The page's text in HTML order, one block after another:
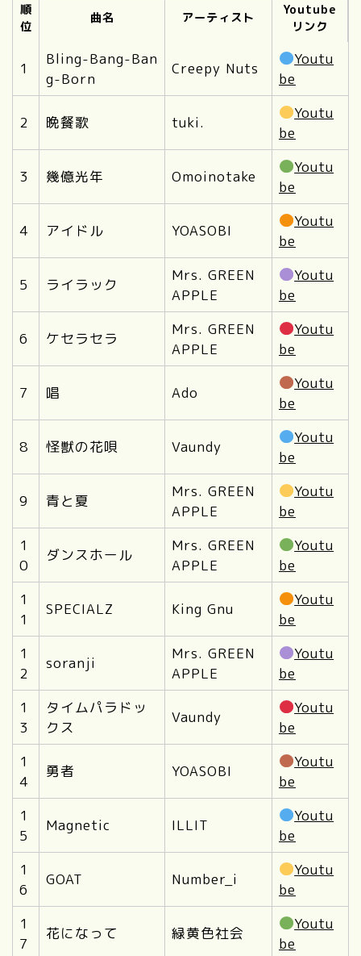
順
位
曲名 アーティスト
Youtube
リンク
1
Bling-Bang-Ban
g-Born
Creepy Nuts
Youtu
be
2 晩餐歌 tuki.
Youtu
be
3 幾億光年 Omoinotake
Youtu
be
4 アイドル YOASOBI
Youtu
be
5 ライラック
Mrs. GREEN
APPLE
Youtu
be
6 ケセラセラ
Mrs. GREEN
APPLE
Youtu
be
7 唱 Ado
Youtu
be
8 怪獣の花唄 Vaundy
Youtu
be
9 青と夏
Mrs. GREEN
APPLE
Youtu
be
1
0
ダンスホール
Mrs. GREEN
APPLE
Youtu
be
1
1
SPECIALZ King Gnu
Youtu
be
1
2
soranji
Mrs. GREEN
APPLE
Youtu
be
1
3
タイムパラドッ
クス
Vaundy
Youtu
be
1
4
勇者 YOASOBI
Youtu
be
1
5
Magnetic ILLIT
Youtu
be
1
6
GOAT Number_i
Youtu
be
1
7
花になって 緑黄色社会
Youtu
be